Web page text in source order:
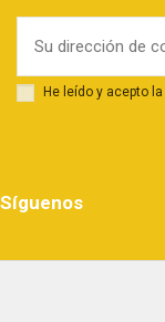
He leído y acepto la
Síguenos